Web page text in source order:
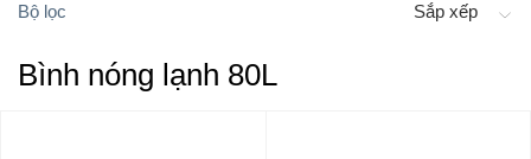
Bộ lọc Sắp xếp
Bình nóng lạnh 80L